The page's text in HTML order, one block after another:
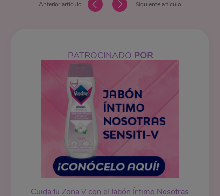
Anterior artículo Siguiente artículo
PATROCINADO POR
Cuida tu Zona V con el Jabón Íntimo Nosotras